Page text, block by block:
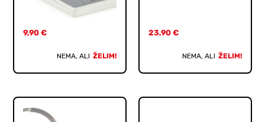
9,90€
NEMA, ALI ŽELIM!
23,90 €
NEMA, ALI ŽELIM!